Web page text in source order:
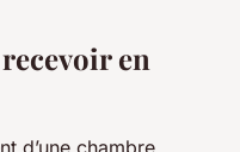
en